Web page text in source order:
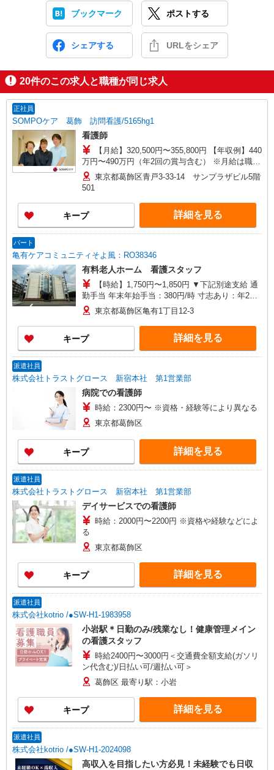
ブックマーク ポストする
シェアする URLをシェア
20件のこの求人と職種が同じ求人
正社員
SOMPOケア 葛飾 訪問看護/5165hg1
看護師
【月給】320,500円〜355,800円 【年収例】440
万円〜490万円（年2回の賞与含む） ※月給は職務
手当、働きがい向上手当、日祝手当（月平均2回
分）等、 毎月平均的に支払われる手当を含みま
円/日 ◎月給は経験により異なります。 ◎残業時
は別途時間外手当支給（超過1分〜） ◎賞与 基
本給2.08ヶ月分/年支給
東京都葛飾区青戸3-33-14 サンプラザビル5階
501
キープ 詳細を見る
パート
亀有ケアコミュニティそよ風：RO38346
有料老人ホーム 看護スタッフ
【時給】1,750円〜1,850円 ▼下記別途支給 通
勤手当 年末年始手当：380円/時 寸志あり：年2回
（6月・12月） ※業績による
東京都葛飾区亀有1丁目12-3
キープ 詳細を見る
派遣社員
株式会社トラストグロース 新宿本社 第1営業部
病院での看護師
時給：2300円〜 ※資格・経験等により異なる
東京都葛飾区
キープ 詳細を見る
派遣社員
株式会社トラストグロース 新宿本社 第1営業部
デイサービスでの看護師
時給：2000円〜2200円 ※資格や経験などによ
る
東京都葛飾区
キープ 詳細を見る
派遣社員
株式会社kotrio /●SW-H1-1983958
小岩駅＊日勤のみ/残業なし！健康管理メイン
の看護スタッフ
時給2400円〜3000円＜交通費全額支給(ガソリ
ン代含む)/日払い可/週払い可＞
葛飾区 最寄り駅：小岩
キープ 詳細を見る
派遣社員
株式会社kotrio /●SW-H1-2024098
高収入を目指したい方必見！未経験でも日収